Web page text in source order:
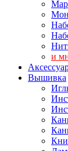
и
Вышивка